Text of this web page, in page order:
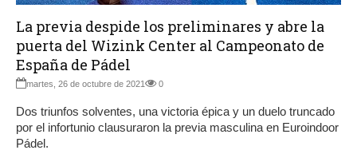
La previa despide los preliminares y abre la
puerta del Wizink Center al Campeonato de
España de Pádel
martes, 26 de octubre de 2021 0
Dos triunfos solventes, una victoria épica y un duelo truncado
por el infortunio clausuraron la previa masculina en Euroindoor
Pádel.